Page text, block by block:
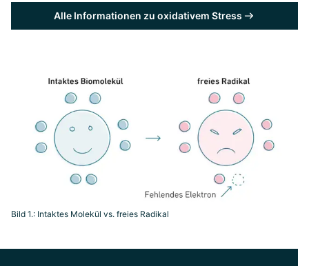
Alle Informationen zu oxidativem Stress
Bild 1.: Intaktes Molekül vs. freies Radikal